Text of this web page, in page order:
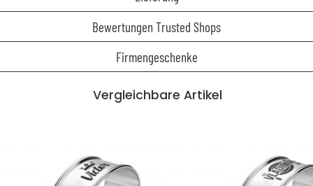
Bewertungen Trusted Shops
Firmengeschenke
Vergleichbare Artikel